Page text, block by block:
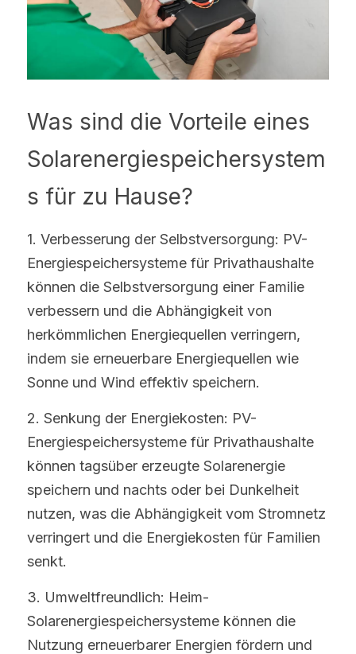
Was sind die Vorteile eines
Solarenergiespeichersystem
s für zu Hause?
1. Verbesserung der Selbstversorgung: PV-
Energiespeichersysteme für Privathaushalte
können die Selbstversorgung einer Familie
verbessern und die Abhängigkeit von
herkömmlichen Energiequellen verringern,
indem sie erneuerbare Energiequellen wie
Sonne und Wind effektiv speichern.
2. Senkung der Energiekosten: PV-
Energiespeichersysteme für Privathaushalte
können tagsüber erzeugte Solarenergie
speichern und nachts oder bei Dunkelheit
nutzen, was die Abhängigkeit vom Stromnetz
verringert und die Energiekosten für Familien
senkt.
3. Umweltfreundlich: Heim-
Solarenergiespeichersysteme können die
Nutzung erneuerbarer Energien fördern und